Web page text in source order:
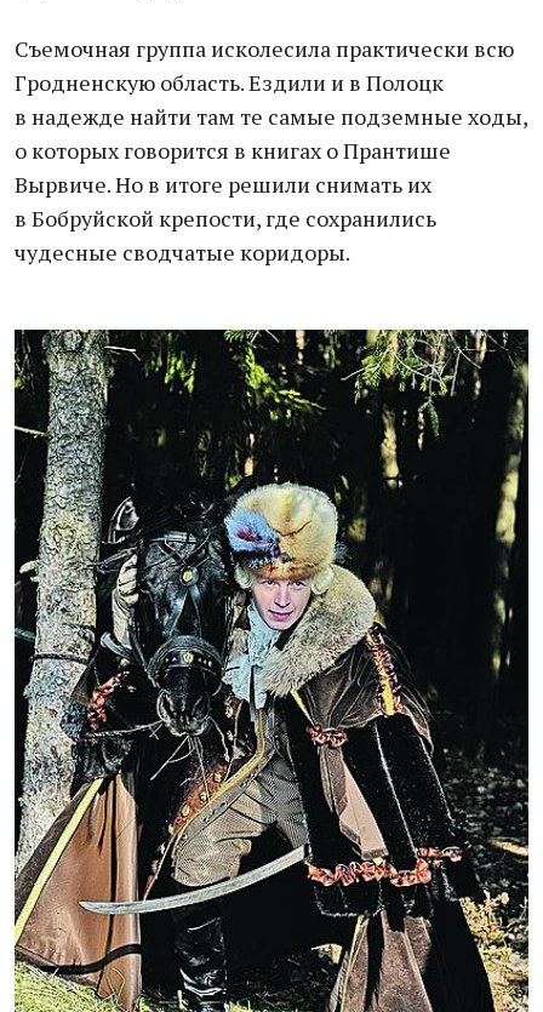
Съемочная группа исколесила практически всю
Гродненскую область. Ездили и в Полоцк
в надежде найти там те самые подземные ходы,
о которых говорится в книгах о Прантише
Вырвиче. Но в итоге решили снимать их
в Бобруйской крепости, где сохранились
чудесные сводчатые коридоры.